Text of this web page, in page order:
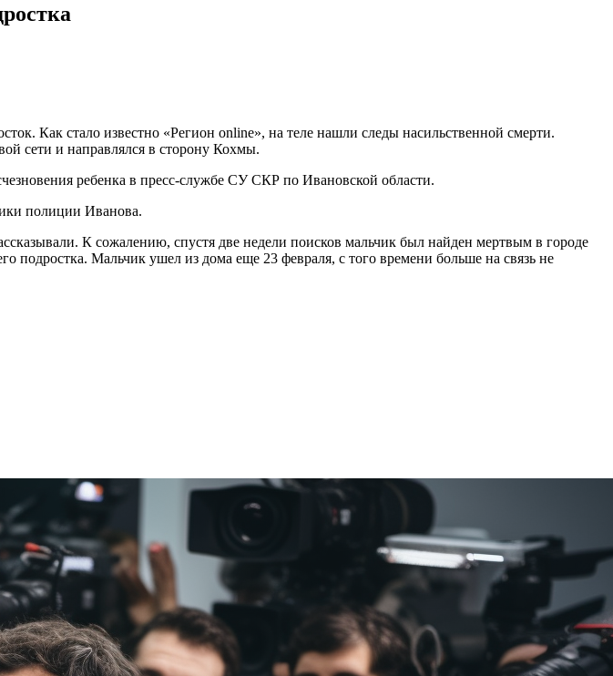
Как стало известно «Регион online», на теле нашли следы насильственной смерти.
сети и направлялся в сторону Кохмы.
ребенка в пресс-службе СУ СКР по Ивановской области.
полиции Иванова.
К сожалению, спустя две недели поисков мальчик был найден мертвым в городе
подростка. Мальчик ушел из дома еще 23 февраля, с того времени больше на связь не